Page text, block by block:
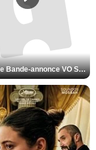
L'Odyssée Bande-annonce VO STFR